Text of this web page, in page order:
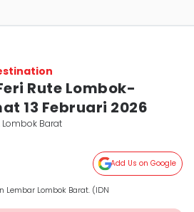
Rute Lombok-
13 Februari 2026
Lombok Barat
Add Us on Google
Lembar Lombok Barat. (IDN